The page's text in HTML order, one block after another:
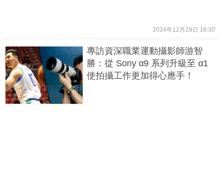
2024年12月29日 16:30
專訪資深職業運動攝影師游智
勝：從 Sony α9 系列升級至 α1
使拍攝工作更加得心應手！